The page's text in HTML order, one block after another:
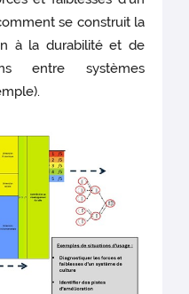
se construit la
à la durabilité et de
entre systèmes